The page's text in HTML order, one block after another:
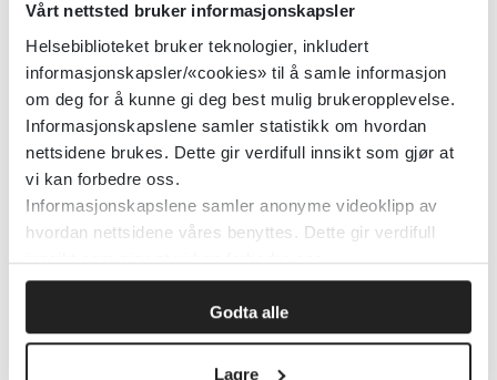
Vårt nettsted bruker informasjonskapsler
Helsebiblioteket bruker teknologier, inkludert
informasjonskapsler/«cookies» til å samle informasjon
om deg for å kunne gi deg best mulig brukeropplevelse.
Informasjonskapslene samler statistikk om hvordan
nettsidene brukes. Dette gir verdifull innsikt som gjør at
vi kan forbedre oss.
Informasjonskapslene samler anonyme videoklipp av
hvordan nettsidene våres benyttes. Dette gir verdifull
innsikt som gjør at vi kan forbedre oss.
Godta alle
Lagre
Atopisk eksem hos barn - Våtbandasjer
Atopisk eksem hos barn - Topikale
kortikosteroider
Atopisk eksem hos barn -
Fuktighetsbevarende midler
Atopisk eksem hos barn - Antiseptisk
behandling
For ev. spørsmål om innhold om kvaliteten
på fagprosedyrene ta kontakt med
Borgenved Oslo universitetssykehus for